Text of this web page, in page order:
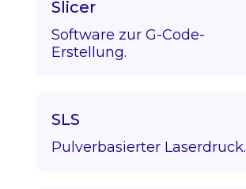
Slicer
Software zur G-Code-
Erstellung.
SLS
Pulverbasierter Laserdruck.